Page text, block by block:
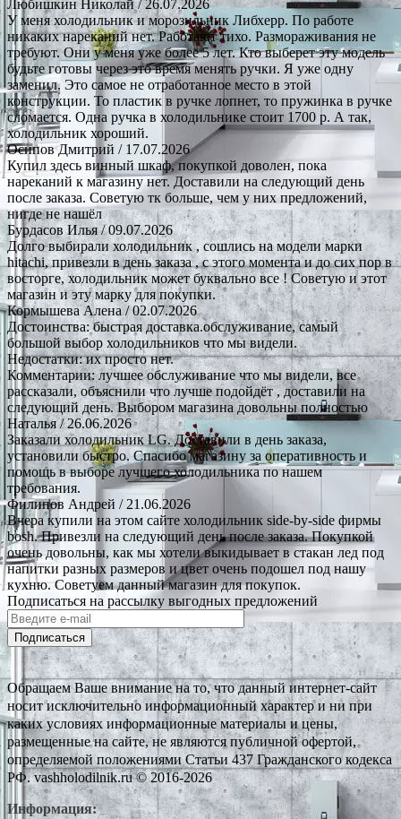
Любишкин Николай/ 26.07.2026
У меня холодильник и морозильник Либхерр. По работе
никаких нареканий нет. Работают тихо. Размораживания не
требуют. Они у меня уже более 5 лет. Кто выберет эту модель
будьте готовы через это время менять ручки. Я уже одну
заменил. Это самое не отработанное место в этой
конструкции. То пластик в ручке лопнет, то пружинка в ручке
сломается. Одна ручка в холодильнике стоит 1700 р. А так,
холодильник хороший.
Осипов Дмитрий / 17.07.2026
Купил здесь винный шкаф, покупкой доволен, пока
нареканий к магазину нет. Доставили на следующий день
после заказа. Советую тк больше, чем у них предложений,
нигде не нашёл
Бурдасов Илья/ 09.07.2026
Долго выбирали холодильник , сошлись на модели марки
hitachi, привезли в день заказа , с этого момента и до сих пор в
восторге, холодильник может буквально все ! Советую и этот
магазин и эту марку для покупки.
Кормышева Алена/ 02.07.2026
Достоинства: быстрая доставка.обслуживание, самый
большой выбор холодильников что мы видели.
Недостатки: их просто нет.
Комментарии: лучшее обслуживание что мы видели, все
рассказали, объяснили что лучше подойдёт , доставили на
следующий день. Выбором магазина довольны полностью
Наталья/ 26.06.2026
Заказали холодильник LG. Доставили в день заказа,
установили быстро. Спасибо магазину за оперативность и
помощь в выборе лучшего холодильника по нашем
требования.
Филипов Андрей / 21.06.2026
Вчера купили на этом сайте холодильник side-by-side фирмы
bosh. Привезли на следующий день после заказа. Покупкой
очень довольны, как мы хотели выкидывает в стакан лед под
напитки разных размеров и цвет очень подошел под нашу
кухню. Советуем данный магазин для покупок.
Подписаться на рассылку выгодных предложений
Подписаться
Обращаем Ваше внимание на то, что данный интернет-сайт
носит исключительно информационный характер и ни при
каких условиях информационные материалы и цены,
размещенные на сайте, не являются публичной офертой,
определяемой положениями Статьи 437 Гражданского кодекса
РФ. vashholodilnik.ru © 2016-2026
Информация: